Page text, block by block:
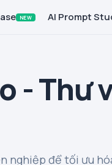
NEW AI Prompt
- Thư
nghiệp để tối ưu